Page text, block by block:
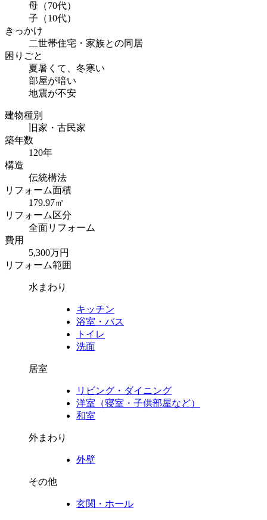
母（70代）
子（10代）
きっかけ
二世帯住宅・家族との同居
困りごと
夏暑くて、冬寒い
部屋が暗い
地震が不安
建物種別
旧家・古民家
築年数
120年
構造
伝統構法
リフォーム面積
179.97㎡
リフォーム区分
全面リフォーム
費用
5,300万円
リフォーム範囲
水まわり
キッチン
浴室・バス
トイレ
洗面
居室
リビング・ダイニング
洋室（寝室・子供部屋など）
和室
外まわり
外壁
その他
玄関・ホール